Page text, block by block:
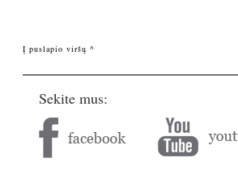
Į puslapio viršų ^
Sekite mus: